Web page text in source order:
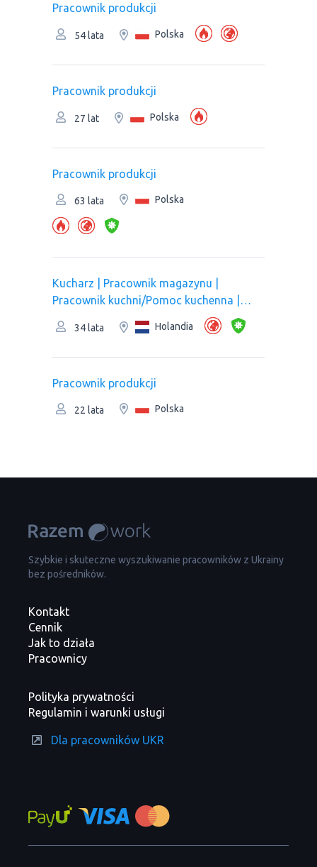
Pracownik produkcji
54 lata Polska
Pracownik produkcji
27 lat Polska
Pracownik produkcji
63 lata Polska
Kucharz | Рracownik magazynu |
Pracownik kuchni/Pomoc kuchenna |
34 lata Holandia
Pracownik produkcji
22 lata Polska
Szybkie i skuteczne wyszukiwanie pracowników z Ukrainy
bez pośredników.
Kontakt
Cennik
Jak to działa
Pracownicy
Polityka prywatności
Regulamin i warunki usługi
Dla pracowników UKR